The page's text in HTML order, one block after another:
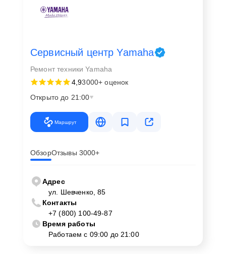
Сервисный центр Yamaha
Ремонт техники Yamaha
4,93000+ оценок
Открыто до 21:00
Маршрут
ОбзорОтзывы 3000+
Адрес
ул. Шевченко, 85
Контакты
+7 (800) 100-49-87
Время работы
Работаем с 09:00 до 21:00